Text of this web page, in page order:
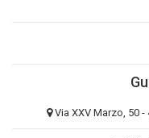
Via XXV Marzo, 50